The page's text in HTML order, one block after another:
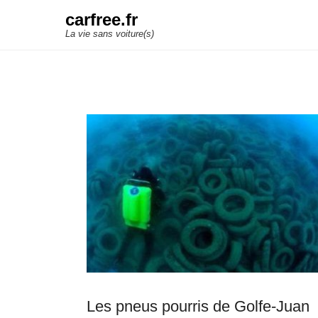
carfree.fr
La vie sans voiture(s)
Les pneus pourris de Golfe-Juan